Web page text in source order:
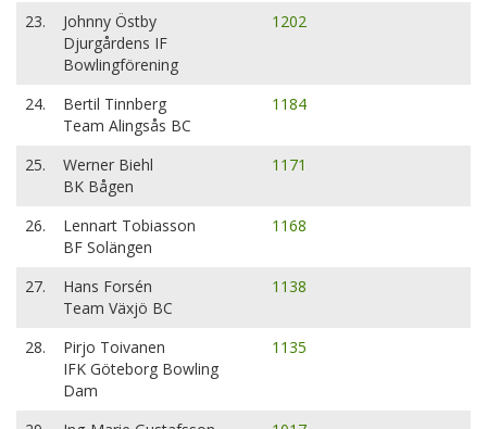
23.
Johnny Östby
Djurgårdens IF
Bowlingförening
1202
24.
Bertil Tinnberg
Team Alingsås BC
1184
25.
Werner Biehl
BK Bågen
1171
26.
Lennart Tobiasson
BF Solängen
1168
27.
Hans Forsén
Team Växjö BC
1138
28.
Pirjo Toivanen
IFK Göteborg Bowling
Dam
1135